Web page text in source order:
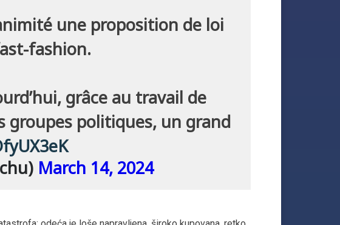
une proposition de loi
fashion.
grâce au travail de
groupes politiques, un grand
March 14, 2024